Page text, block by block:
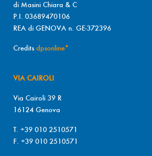
di Masini Chiara & C
P.I. 03689470106
REA di GENOVA n. GE-372396
Credits dpsonline*
VIA CAIROLI
Via Cairoli 39 R
16124 Genova
T. +39 010 2510571
F. +39 010 2510571